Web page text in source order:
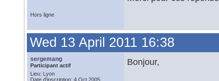
Hors ligne
Wed 13 April 2011 16:38
sergemang
Participant actif
Lieu: Lyon
Date d'inscription: 4 Oct 2005
Bonjour,